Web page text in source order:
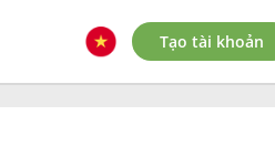
Tạo tài khoản